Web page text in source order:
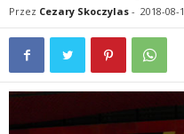
Przez Cezary Skoczylas - 2018-08-